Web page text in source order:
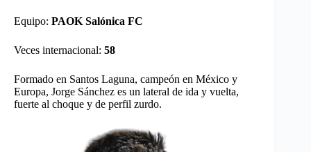
Equipo: PAOK Salónica FC
Veces internacional: 58
Formado en Santos Laguna, campeón en México y
Europa, Jorge Sánchez es un lateral de ida y vuelta,
fuerte al choque y de perfil zurdo.